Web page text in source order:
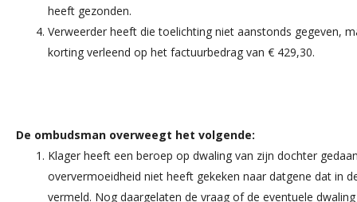
heeft gezonden.
Verweerder heeft die toelichting niet aanstonds gegeven,
korting verleend op het factuurbedrag van € 429,30.
De ombudsman overweegt het volgende:
Klager heeft een beroep op dwaling van zijn dochter
oververmoeidheid niet heeft gekeken naar datgene dat in
vermeld. Nog daargelaten de vraag of de eventuele